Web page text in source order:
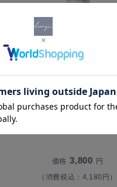
価格 3,800 円
（消費税込：4,180円）